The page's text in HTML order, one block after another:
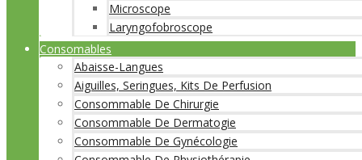
Microscope
Laryngofobroscope
Consomables
Abaisse-Langues
Aiguilles, Seringues, Kits De Perfusion
Consommable De Chirurgie
Consommable De Dermatogie
Consommable De Gynécologie